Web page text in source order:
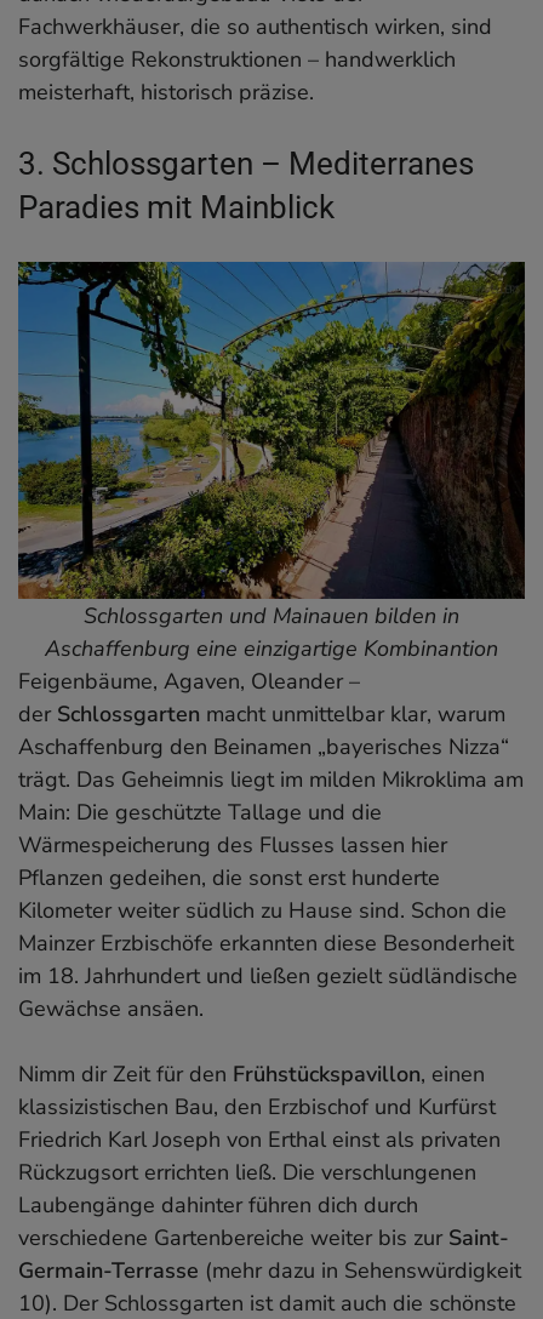
Fachwerkhäuser, die so authentisch wirken, sind
sorgfältige Rekonstruktionen – handwerklich
meisterhaft, historisch präzise.
3. Schlossgarten – Mediterranes
Paradies mit Mainblick
Schlossgarten und Mainauen bilden in
Aschaffenburg eine einzigartige Kombinantion
Feigenbäume, Agaven, Oleander –
der Schlossgarten macht unmittelbar klar, warum
Aschaffenburg den Beinamen „bayerisches Nizza“
trägt. Das Geheimnis liegt im milden Mikroklima am
Main: Die geschützte Tallage und die
Wärmespeicherung des Flusses lassen hier
Pflanzen gedeihen, die sonst erst hunderte
Kilometer weiter südlich zu Hause sind. Schon die
Mainzer Erzbischöfe erkannten diese Besonderheit
im 18. Jahrhundert und ließen gezielt südländische
Gewächse ansäen.
Nimm dir Zeit für den Frühstückspavillon, einen
klassizistischen Bau, den Erzbischof und Kurfürst
Friedrich Karl Joseph von Erthal einst als privaten
Rückzugsort errichten ließ. Die verschlungenen
Laubengänge dahinter führen dich durch
verschiedene Gartenbereiche weiter bis zur Saint-
Germain-Terrasse (mehr dazu in Sehenswürdigkeit
10). Der Schlossgarten ist damit auch die schönste